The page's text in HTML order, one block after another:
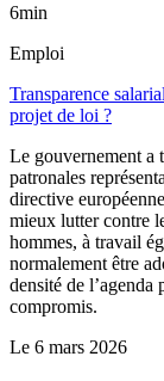
6min
Emploi
Transparence
projet de loi ?
Le gouvernement a
patronales
directive
mieux lutter contre
hommes, à travail
normalement être
densité de l’agenda
compromis.
Le 6 mars 2026